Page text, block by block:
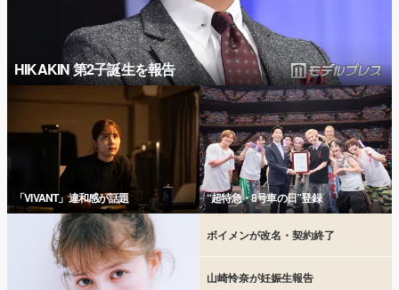
HIKAKIN 第2子誕生を報告
「VIVANT」違和感が話題 “超特急・8号車の日”登録
ボイメンが改名・契約終了
山崎怜奈が妊娠生報告